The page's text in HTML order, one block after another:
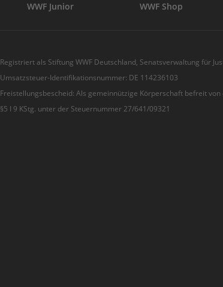
WWF Junior WWF Shop
Registriert als Stiftung WWF Deutschland, Senatsverwaltung für
Umsatzsteuer-Identifikationsnummer: DE 114236103
Freistellungsbescheid: Als gemeinnützige Körperschaft befreit
§5 I 9 KStg. unter der Steuernummer 27/641/09321